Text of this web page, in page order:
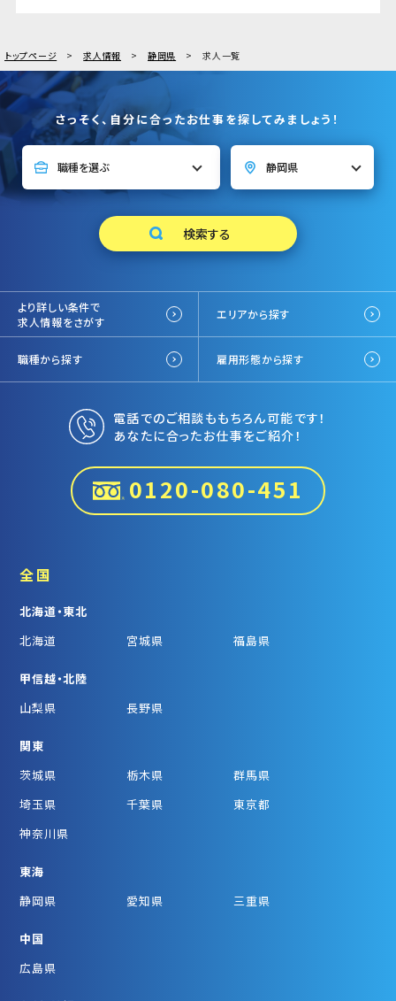
トップページ 求人情報 静岡県 求人一覧
さっそく、自分に合ったお仕事を探してみましょう！
より詳しい条件で
求人情報をさがす
エリアから探す
職種から探す 雇用形態から探す
電話でのご相談ももちろん可能です！
あなたに合ったお仕事をご紹介！
0120-080-451
全国
北海道・東北
北海道
宮城県 福島県
甲信越・北陸
山梨県
長野県
関東
茨城県
栃木県
群馬県
埼玉県
千葉県
東京都
神奈川県
東海
静岡県
愛知県 三重県
中国
広島県